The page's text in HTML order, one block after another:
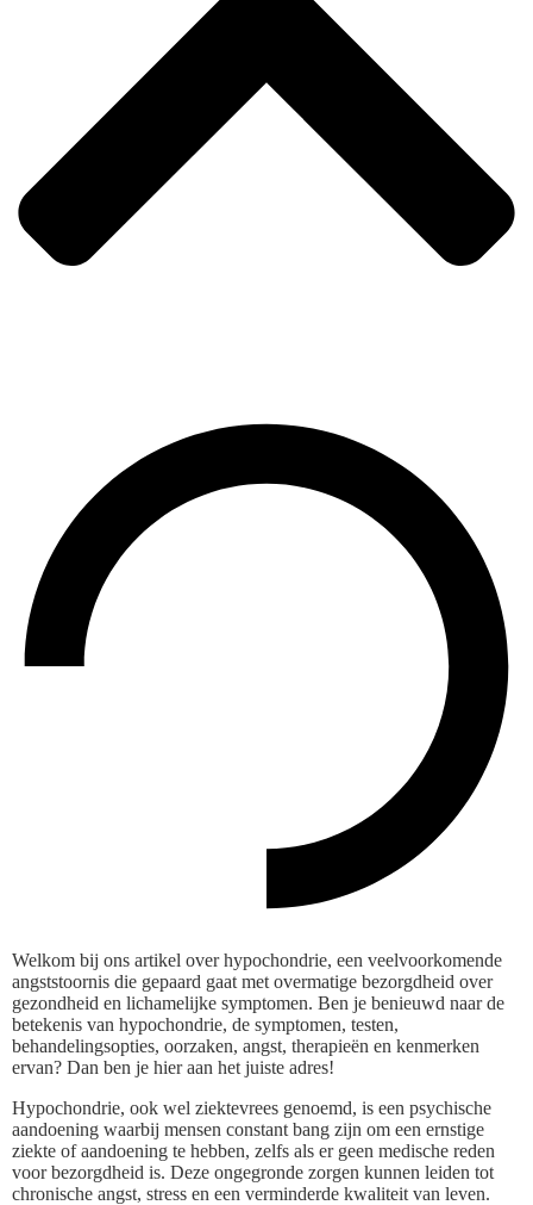
Welkom bij ons artikel over hypochondrie, een veelvoorkomende
angststoornis die gepaard gaat met overmatige bezorgdheid over
gezondheid en lichamelijke symptomen. Ben je benieuwd naar de
betekenis van hypochondrie, de symptomen, testen,
behandelingsopties, oorzaken, angst, therapieën en kenmerken
ervan? Dan ben je hier aan het juiste adres!
Hypochondrie, ook wel ziektevrees genoemd, is een psychische
aandoening waarbij mensen constant bang zijn om een ernstige
ziekte of aandoening te hebben, zelfs als er geen medische reden
voor bezorgdheid is. Deze ongegronde zorgen kunnen leiden tot
chronische angst, stress en een verminderde kwaliteit van leven.